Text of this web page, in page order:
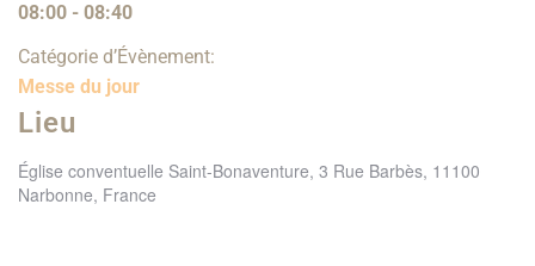
08:00 - 08:40
Catégorie d’Évènement:
Messe du jour
Lieu
Église conventuelle Saint-Bonaventure, 3 Rue Barbès, 11100
Narbonne, France